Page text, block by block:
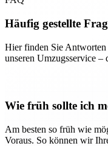
Häufig gestellte
Hier finden Sie
unseren Umzugsservice –
Wie früh sollte ich
Am besten so früh wie
Voraus. So können wir